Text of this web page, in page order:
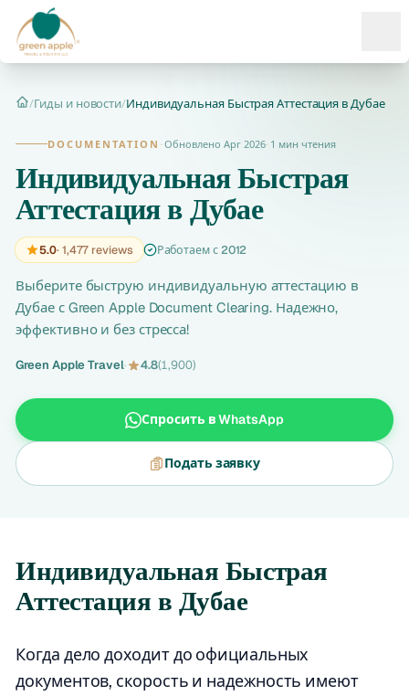
Главная
/Гиды и новости/Индивидуальная Быстрая Аттестация в Дубае
DOCUMENTATION · Обновлено Apr 2026· 1 мин чтения
Индивидуальная Быстрая
Аттестация в Дубае
5.0· 1,477 reviews Работаем с 2012
Выберите быструю индивидуальную аттестацию в
Дубае с Green Apple Document Clearing. Надежно,
эффективно и без стресса!
Green Apple Travel· 4.8(1,900)
Спросить в WhatsApp
Подать заявку
Индивидуальная Быстрая
Аттестация в Дубае
Когда дело доходит до официальных
документов, скорость и надежность имеют